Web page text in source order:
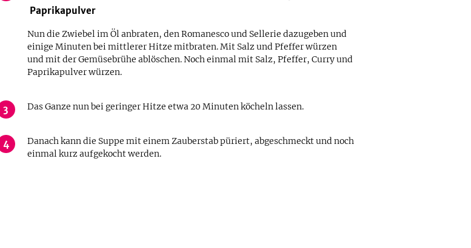
Paprikapulver
Nun die Zwiebel im Öl anbraten, den Romanesco und Sellerie dazugeben und
einige Minuten bei mittlerer Hitze mitbraten. Mit Salz und Pfeffer würzen
und mit der Gemüsebrühe ablöschen. Noch einmal mit Salz, Pfeffer, Curry und
Paprikapulver würzen.
3 Das Ganze nun bei geringer Hitze etwa 20 Minuten köcheln lassen.
4
Danach kann die Suppe mit einem Zauberstab püriert, abgeschmeckt und noch
einmal kurz aufgekocht werden.